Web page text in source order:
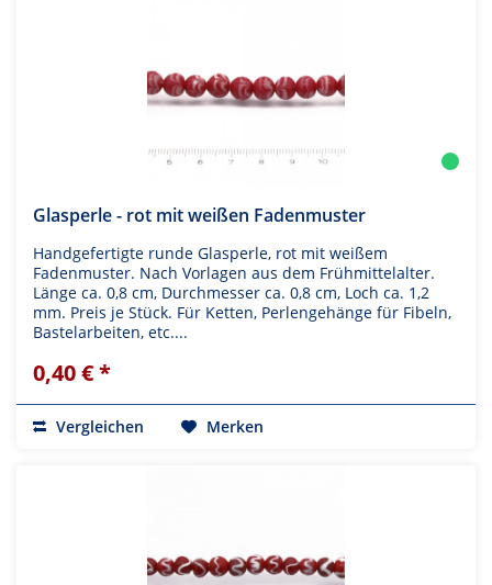
Glasperle - rot mit weißen Fadenmuster
Handgefertigte runde Glasperle, rot mit weißem
Fadenmuster. Nach Vorlagen aus dem Frühmittelalter.
Länge ca. 0,8 cm, Durchmesser ca. 0,8 cm, Loch ca. 1,2
mm. Preis je Stück. Für Ketten, Perlengehänge für Fibeln,
Bastelarbeiten, etc....
0,40 € *
Vergleichen Merken